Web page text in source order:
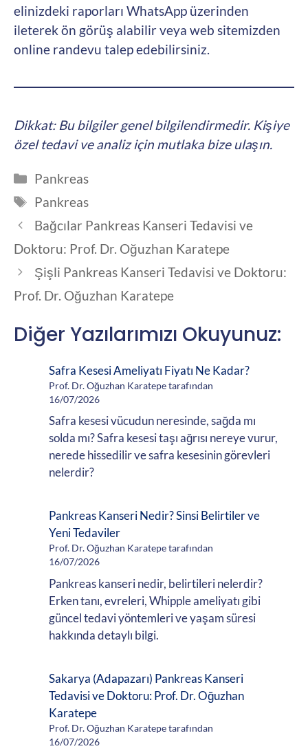
elinizdeki raporları WhatsApp üzerinden
ileterek ön görüş alabilir veya web sitemizden
online randevu talep edebilirsiniz.
Dikkat: Bu bilgiler genel bilgilendirmedir. Kişiye
özel tedavi ve analiz için mutlaka bize ulaşın.
Kategoriler
Pankreas
Etiketler
Pankreas
Bağcılar Pankreas Kanseri Tedavisi ve
Doktoru: Prof. Dr. Oğuzhan Karatepe
Şişli Pankreas Kanseri Tedavisi ve Doktoru:
Prof. Dr. Oğuzhan Karatepe
Diğer Yazılarımızı Okuyunuz:
Safra Kesesi Ameliyatı Fiyatı Ne Kadar?
Prof. Dr. Oğuzhan Karatepe tarafından
16/07/2026
Safra kesesi vücudun neresinde, sağda mı
solda mı? Safra kesesi taşı ağrısı nereye vurur,
nerede hissedilir ve safra kesesinin görevleri
nelerdir?
Pankreas Kanseri Nedir? Sinsi Belirtiler ve
Yeni Tedaviler
Prof. Dr. Oğuzhan Karatepe tarafından
16/07/2026
Pankreas kanseri nedir, belirtileri nelerdir?
Erken tanı, evreleri, Whipple ameliyatı gibi
güncel tedavi yöntemleri ve yaşam süresi
hakkında detaylı bilgi.
Sakarya (Adapazarı) Pankreas Kanseri
Tedavisi ve Doktoru: Prof. Dr. Oğuzhan
Karatepe
Prof. Dr. Oğuzhan Karatepe tarafından
16/07/2026